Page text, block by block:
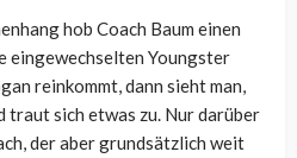
hob Coach Baum einen
eingewechselten Youngster
reinkommt, dann sieht man,
traut sich etwas zu. Nur darüber
der aber grundsätzlich weit